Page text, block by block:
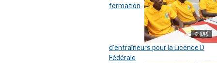
© (DR)
formation
d’entraîneurs pour la Licence D
Fédérale